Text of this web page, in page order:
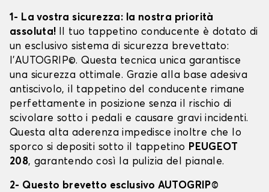
1- La vostra sicurezza: la nostra priorità
assoluta! Il tuo tappetino conducente è dotato di
un esclusivo sistema di sicurezza brevettato:
l’AUTOGRIP©. Questa tecnica unica garantisce
una sicurezza ottimale. Grazie alla base adesiva
antiscivolo, il tappetino del conducente rimane
perfettamente in posizione senza il rischio di
scivolare sotto i pedali e causare gravi incidenti.
Questa alta aderenza impedisce inoltre che lo
sporco si depositi sotto il tappetino PEUGEOT
208, garantendo così la pulizia del pianale.
2- Questo brevetto esclusivo AUTOGRIP©